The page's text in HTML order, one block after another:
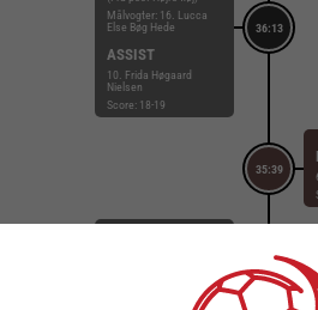
36:13
Målvogter: 16. Lucca
Else Bøg Hede
ASSIST
10. Frida Høgaard
Nielsen
Score: 18-19
35:39
Målvogter: 16. Lucca